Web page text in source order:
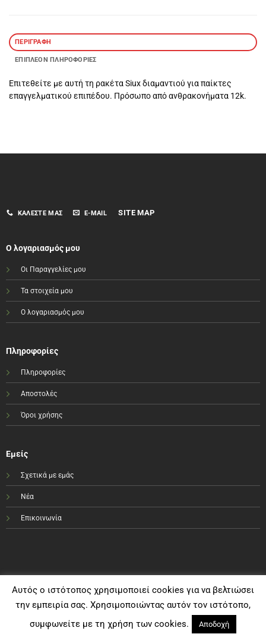
ΠΕΡΙΓΡΑΦΉ
ΕΠΙΠΛΈΟΝ ΠΛΗΡΟΦΟΡΊΕΣ
Επιτεθείτε με αυτή τη ρακέτα Siux διαμαντιού για παίκτες
επαγγελματικού επιπέδου. Πρόσωπo από ανθρακονήματα 12k.
ΚΑΛΈΣΤΕ ΜΑΣ E-MAIL SITE MAP
Ο λογαριασμός μου
Οι Παραγγελίες μου
Τα στοιχεία μου
Ο λογαριασμός μου
Πληροφορίες
Πληροφορίες
Αποστολές
Όροι χρήσης
Εμείς
Σχετικά με εμάς
Νέα
Επικοινωνία
Αυτός ο ιστότοπος χρησιμοποιεί cookies για να βελτιώσει
την εμπειρία σας. Χρησιμοποιώντας αυτόν τον ιστότοπο,
συμφωνείτε με τη χρήση των cookies.
Αποδοχή